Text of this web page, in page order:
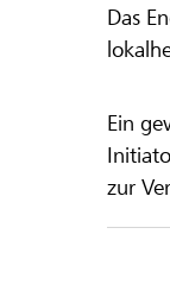
Das
Ein
zur